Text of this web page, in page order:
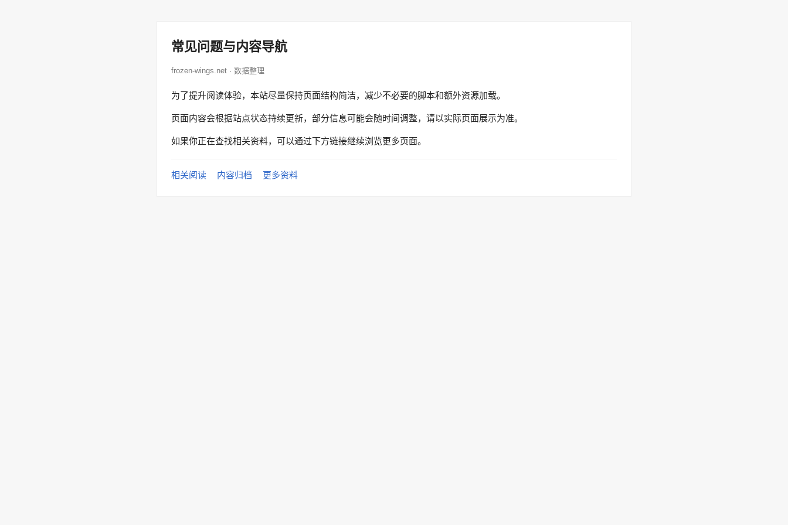
常见问题与内容导航
frozen-wings.net · 数据整理
为了提升阅读体验，本站尽量保持页面结构简洁，减少不必要的脚本和额外资源加载。
页面内容会根据站点状态持续更新，部分信息可能会随时间调整，请以实际页面展示为准。
如果你正在查找相关资料，可以通过下方链接继续浏览更多页面。
相关阅读 内容归档 更多资料